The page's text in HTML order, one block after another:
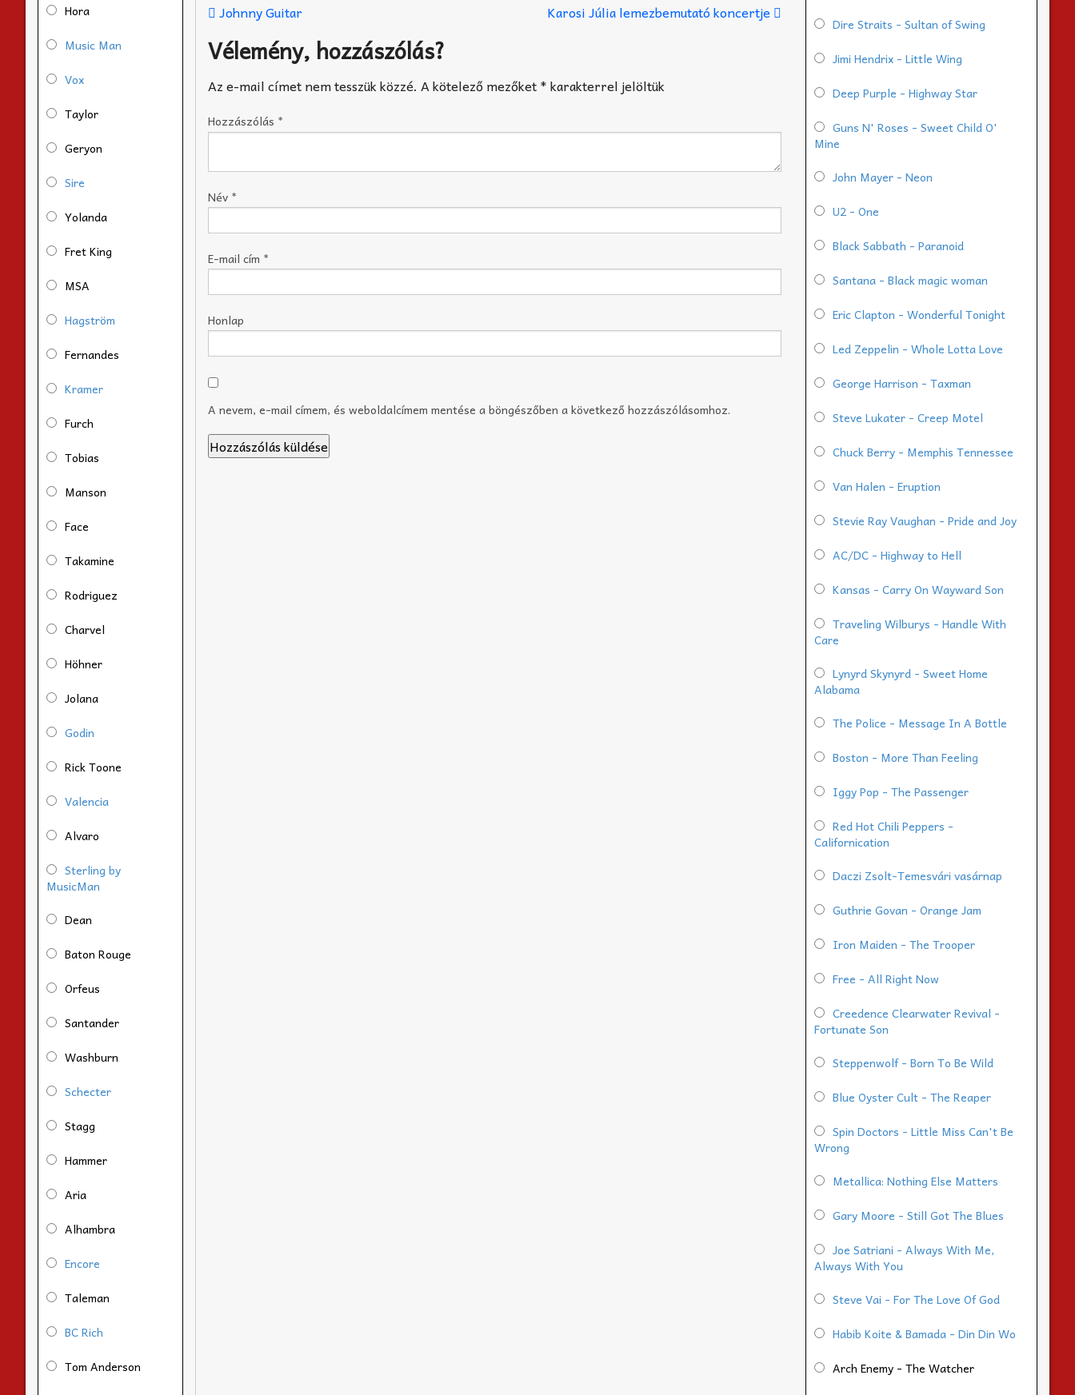
Johnny Guitar Karosi Júlia lemezbemutató koncertje
Vélemény, hozzászólás?
Az e-mail címet nem tesszük közzé. A kötelező mezőket*karakterrel jelöltük
Hozzászólás *
Név *
E-mail cím *
Honlap
A nevem, e-mail címem, és weboldalcímem mentése a böngészőben a következő hozzászólásomhoz.
Hora
Music Man
Vox
Taylor
Geryon
Sire
Yolanda
Fret King
MSA
Hagström
Fernandes
Kramer
Furch
Tobias
Manson
Face
Takamine
Rodriguez
Charvel
Höhner
Jolana
Godin
Rick Toone
Valencia
Alvaro
Sterling by
MusicMan
Dean
Baton Rouge
Orfeus
Santander
Washburn
Schecter
Stagg
Hammer
Aria
Alhambra
Encore
Taleman
BC Rich
Tom Anderson
Dire Straits - Sultan of Swing
Jimi Hendrix - Little Wing
Deep Purple - Highway Star
Guns N' Roses - Sweet Child O'
Mine
John Mayer - Neon
U2 - One
Black Sabbath - Paranoid
Santana - Black magic woman
Eric Clapton - Wonderful Tonight
Led Zeppelin - Whole Lotta Love
George Harrison - Taxman
Steve Lukater - Creep Motel
Chuck Berry - Memphis Tennessee
Van Halen - Eruption
Stevie Ray Vaughan - Pride and Joy
AC/DC - Highway to Hell
Kansas - Carry On Wayward Son
Traveling Wilburys - Handle With
Care
Lynyrd Skynyrd - Sweet Home
Alabama
The Police - Message In A Bottle
Boston - More Than Feeling
Iggy Pop - The Passenger
Red Hot Chili Peppers -
Californication
Daczi Zsolt-Temesvári vasárnap
Guthrie Govan - Orange Jam
Iron Maiden - The Trooper
Free - All Right Now
Creedence Clearwater Revival -
Fortunate Son
Steppenwolf - Born To Be Wild
Blue Oyster Cult - The Reaper
Spin Doctors - Little Miss Can't Be
Wrong
Metallica: Nothing Else Matters
Gary Moore - Still Got The Blues
Joe Satriani - Always With Me,
Always With You
Steve Vai - For The Love Of God
Habib Koite & Bamada - Din Din Wo
Arch Enemy - The Watcher